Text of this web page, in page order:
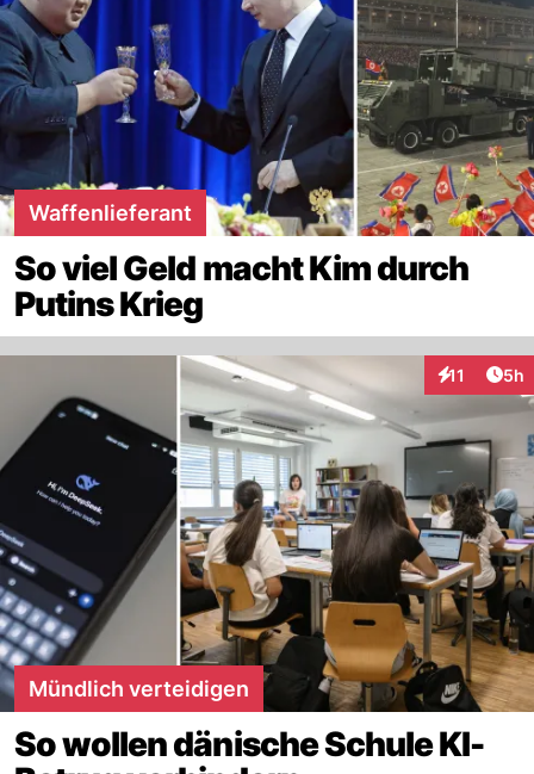
Waffenlieferant
So viel Geld macht Kim durch
Putins Krieg
11 5h
Mündlich verteidigen
So wollen dänische Schule KI-